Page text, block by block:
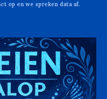
op en we spreken data af.